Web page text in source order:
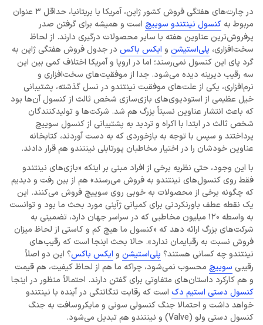
در چارت‌های هفتگی فروش کشور ژاپن، آمریکا یا بریتانیا، حداقل 3 عنوان
مربوط به کنسول نینتندو سوییچ است و همیشه برای گرفتن صدر
پرفروش‌ترین عناوین هفته با سایر محصولات درگیری دارند. از لحاظ
سخت‌افزاری، پلی‌استیشن و ایکس باکس در جدول فروش هفتگی ژاپن به
گرد پای این کنسول نمی‌رسند؛ اما در اروپا و آمریکا اختلاف کمی بین این
سه رقیب دیرینه دیده می‌شود. جدا از موفقیت‌های سخت‌افزاری و
نرم‌افزاری، یکی از علت‌های موفقیت نینتندو در نسل گذشته، پشتیبانی
خیل عظیمی از استودیوی‌های بازی‌سازی شخص ثالث از کنسول‌ آن‌ها بود
که باعث انتشار عناوین نسبتاً بزرگ هم شد. شرکت‌ها و تولید‌کنندگان
شخص ثالث در ابتدا با اکراه و تردید به پشتیبانی از کنسول سوییچ
پرداختند و سپس با توجه به بازخوردی که به دست آوردند، کتابخانه
عناوین خودشان را در اختیار مخاطبان پورتابلی نینتندو هم قرار دادند.
با این وجود، حتی نظریه برخی از افراد مبنی بر اینکه «بازی‌های نینتندو
فقط روی کنسول‌های نینتندو به فروش می‌رسند» هم از بین رفت و دیدیم
که چگونه برخی از محصولات به خوبی روی سوییچ فروش می‌کنند. این
یک نقطه عطف باورنکردنی برای کمپانی ژآپنی مورد بحث ما بود و توانست
به واسطه 120 میلیون مخاطبی که در سراسر جهان دارد، تضمینی به
شرکت‌های بزرگ ارائه دهد که «کنسول ما هیچ کم و کاستی از لحاظ میزان
فروش نسبت به رقبایمان ندارد». حالا بحث اینجا است که رقیب‌های
نینتندو چه کسانی هستند؟ پلی‌استیشن و ایکس باکس؟ این دو اصلاً
رقیبی سوییچ محسوب نمی‌شود، چراکه ما هم از لحاظ کیفیت، هم قیمت
و هم کارکرد داستان‌های متفاوتی برای گفتن دارند. احتمالاً منظور در اینجا
کنسول دستی استیم دک است که رقابت تنگاتنگی در آینده با نینتندو
خواهد داشت و احتمالا جنگ کنسولی سونی و مایکروسافت به جنگ
کنسول دستی ولو (Valve) و نینتندو هم تبدیل می‌شود.